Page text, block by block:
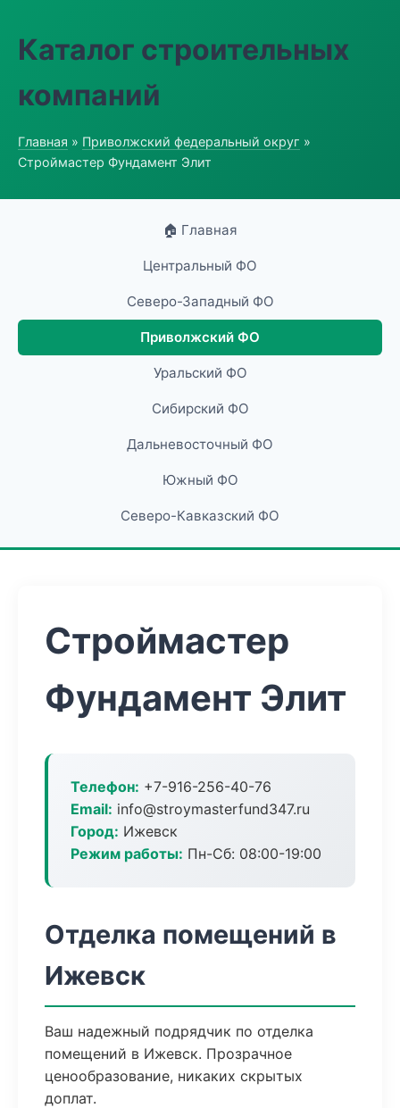
Каталог строительных
компаний
Главная » Приволжский федеральный округ »
Строймастер Фундамент Элит
🏠 Главная
Центральный ФО
Северо-Западный ФО
Приволжский ФО
Уральский ФО
Сибирский ФО
Дальневосточный ФО
Южный ФО
Северо-Кавказский ФО
Строймастер
Фундамент Элит
Телефон: +7-916-256-40-76
Email: info@stroymasterfund347.ru
Город: Ижевск
Режим работы: Пн-Сб: 08:00-19:00
Отделка помещений в
Ижевск
Ваш надежный подрядчик по отделка
помещений в Ижевск. Прозрачное
ценообразование, никаких скрытых
доплат.